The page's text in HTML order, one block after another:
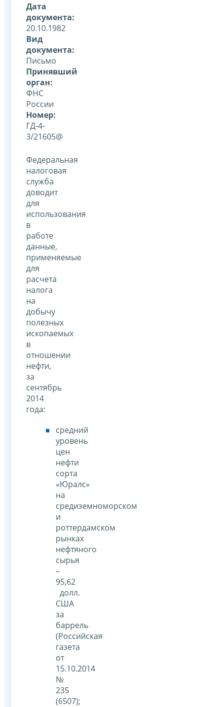
Дата
документа:
20.10.1982
Вид
документа:
Письмо
Принявший
орган:
ФНС
России
Номер:
ГД-4-
3/21605@
Федеральная
налоговая
служба
доводит
для
использования
в
работе
данные,
применяемые
для
расчета
налога
на
добычу
полезных
ископаемых
в
отношении
нефти,
за
сентябрь
2014
года:
средний
уровень
цен
нефти
сорта
«Юралс»
на
средиземноморском
и
роттердамском
рынках
нефтяного
сырья
–
95,62
долл.
США
за
баррель
(Российская
газета
от
15.10.2014
№
235
(6507);